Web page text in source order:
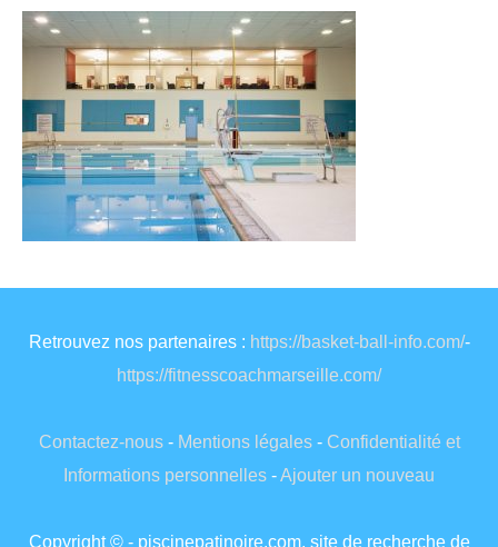
Retrouvez nos partenaires : https://basket-ball-info.com/-
https://fitnesscoachmarseille.com/
Contactez-nous- Mentions légales- Confidentialité et
Informations personnelles -Ajouter un nouveau
Copyright © - piscinepatinoire.com, site de recherche de